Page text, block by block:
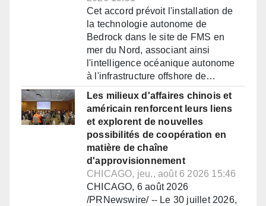
Cet accord prévoit l'installation de
la technologie autonome de
Bedrock dans le site de FMS en
mer du Nord, associant ainsi
l'intelligence océanique autonome
à l'infrastructure offshore de…
Les milieux d'affaires chinois et
américain renforcent leurs liens
et explorent de nouvelles
possibilités de coopération en
matière de chaîne
d'approvisionnement
CHICAGO, jeu., août 6 2026 15:46
CHICAGO, 6 août 2026
/PRNewswire/ -- Le 30 juillet 2026,